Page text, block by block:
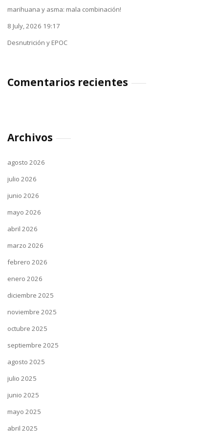
marihuana y asma: mala combinación!
8 July, 2026 19:17
Desnutrición y EPOC
Comentarios recientes
Archivos
agosto 2026
julio 2026
junio 2026
mayo 2026
abril 2026
marzo 2026
febrero 2026
enero 2026
diciembre 2025
noviembre 2025
octubre 2025
septiembre 2025
agosto 2025
julio 2025
junio 2025
mayo 2025
abril 2025